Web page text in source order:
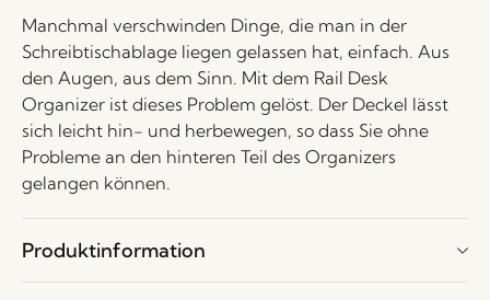
Manchmal verschwinden Dinge, die man in der
Schreibtischablage liegen gelassen hat, einfach. Aus
den Augen, aus dem Sinn. Mit dem Rail Desk
Organizer ist dieses Problem gelöst. Der Deckel lässt
sich leicht hin- und herbewegen, so dass Sie ohne
Probleme an den hinteren Teil des Organizers
gelangen können.
Produktinformation